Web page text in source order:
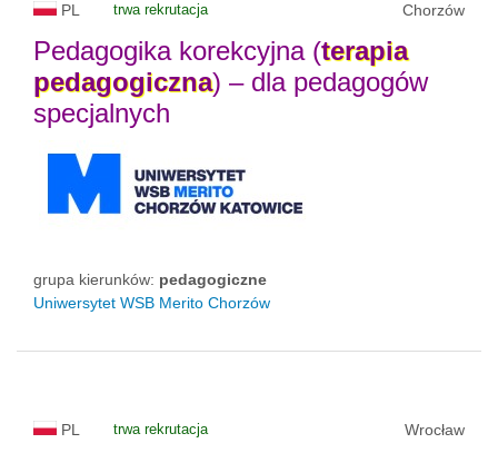
PL trwa rekrutacja Chorzów
Pedagogika korekcyjna (terapia
pedagogiczna) – dla pedagogów
specjalnych
grupa kierunków: pedagogiczne
Uniwersytet WSB Merito Chorzów
PL trwa rekrutacja Wrocław